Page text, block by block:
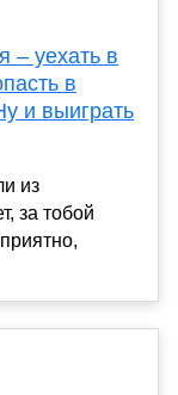
– уехать в
в
и выиграть
из
за тобой